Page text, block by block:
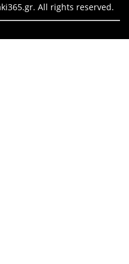
All rights reserved.